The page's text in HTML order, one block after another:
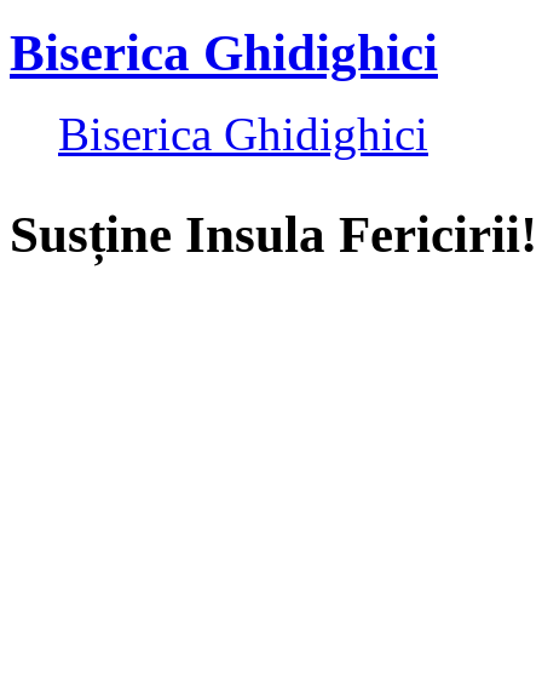
Biserica Ghidighici
Biserica Ghidighici
Susține Insula Fericirii!